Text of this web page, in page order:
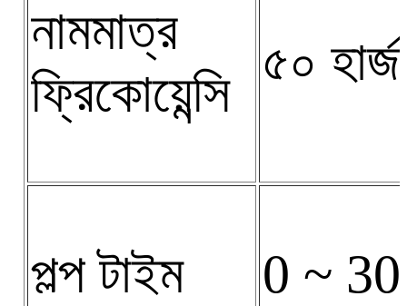
নামমাত্র
ফ্রিকোয়েন্সি
৫০ হার্জ
পল্প টাইম
0 ~ 30